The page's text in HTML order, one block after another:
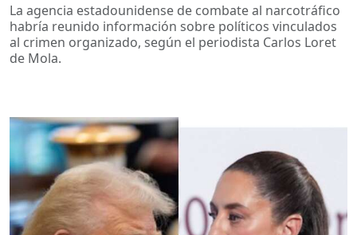
La agencia estadounidense de combate al narcotráfico
habría reunido información sobre políticos vinculados
al crimen organizado, según el periodista Carlos Loret
de Mola.